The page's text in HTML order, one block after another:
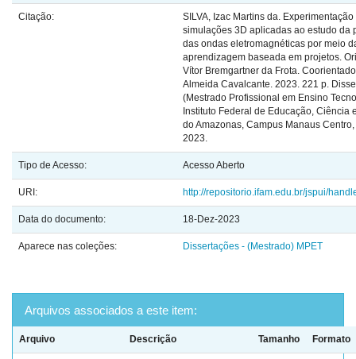
Citação:
SILVA, Izac Martins da.
simulações 3D aplicadas ao estudo da
das ondas eletromagnéticas por meio
aprendizagem baseada em projetos.
Vítor Bremgartner da Frota.
Almeida Cavalcante. 2023. 221 p.
(Mestrado Profissional em Ensino
Instituto Federal de Educação, Ciência
do Amazonas, Campus Manaus
2023.
Tipo de Acesso: Acesso Aberto
URI: http://repositorio.ifam.edu.br/jspui/
Data do documento: 18-Dez-2023
Aparece nas coleções: Dissertações - (Mestrado) MPET
Arquivos associados a este item:
Arquivo Descrição Tamanho Formato